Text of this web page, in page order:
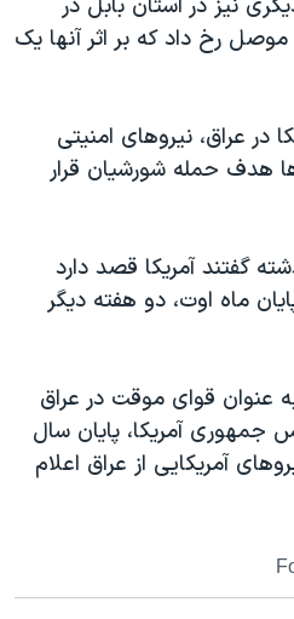
رخ داد که بر اثر آنها یک
در عراق، نیروهای امنیتی
هدف حمله شورشیان قرار
گفتند آمریکا قصد دارد
ماه اوت، دو هفته دیگر
به عنوان قوای موقت در عراق
جمهوری آمریکا، پایان سال
آمریکایی از عراق اعلام